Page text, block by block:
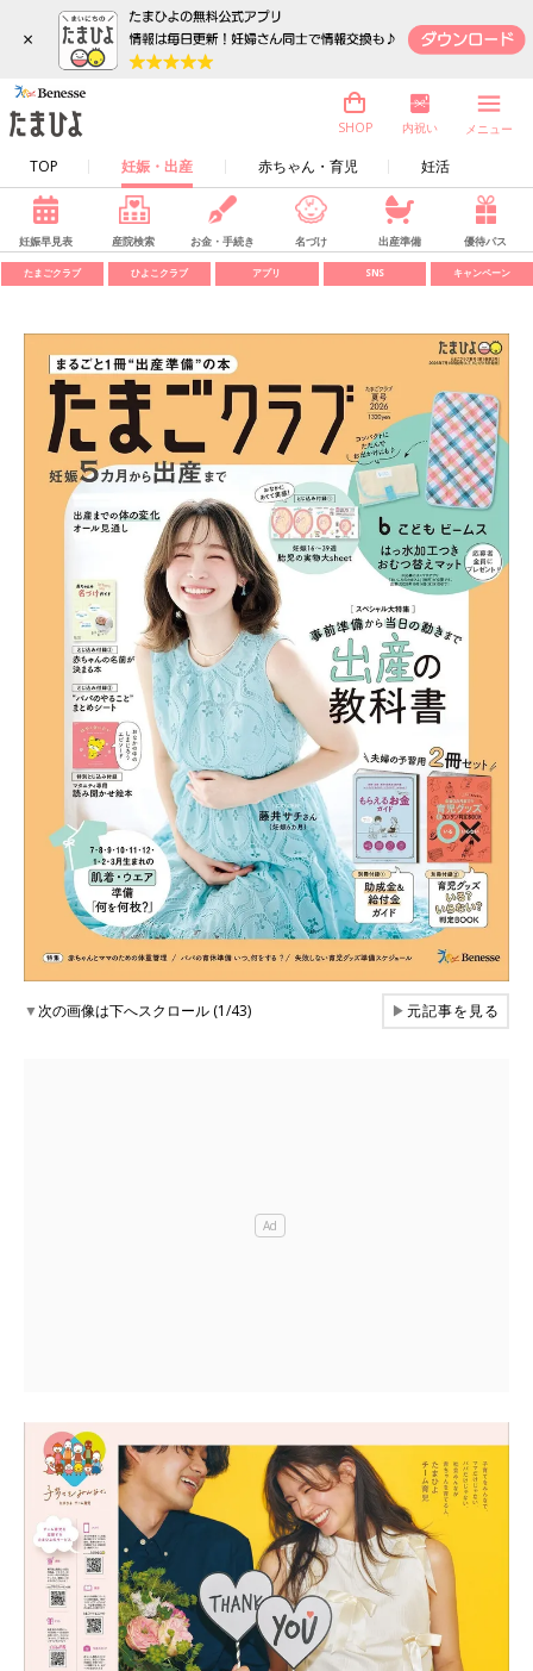
×
TOP 妊娠・出産 赤ちゃん・育児 妊活
SHOP 内祝い メニュー
妊娠早見表 産院検索 お金・手続き 名づけ 出産準備 優待パス
たまごクラブ ひよこクラブ アプリ SNS キャンペーン
▼次の画像は下へスクロール (1/43) ▶元記事を見る